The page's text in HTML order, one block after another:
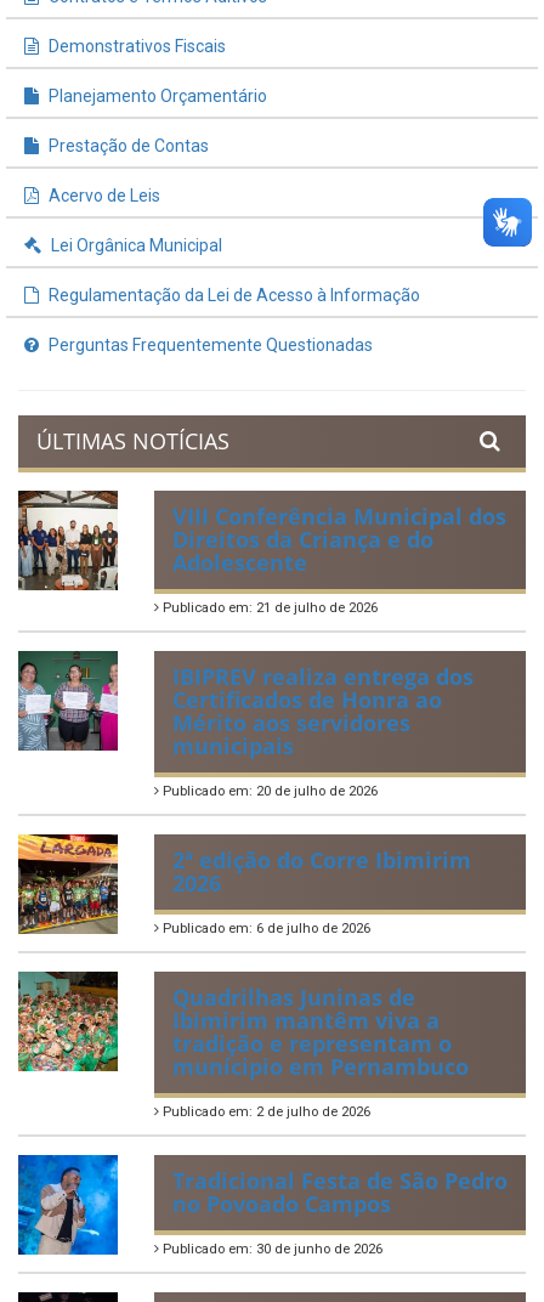
Demonstrativos Fiscais
Planejamento Orçamentário
Prestação de Contas
Acervo de Leis
Lei Orgânica Municipal
Regulamentação da Lei de Acesso à Informação
Perguntas Frequentemente Questionadas
ÚLTIMAS NOTÍCIAS
VIII Conferência Municipal dos
Direitos da Criança e do
Adolescente
Publicado em: 21 de julho de 2026
IBIPREV realiza entrega dos
Certificados de Honra ao
Mérito aos servidores
municipais
Publicado em: 20 de julho de 2026
2ª edição do Corre Ibimirim
2026
Publicado em: 6 de julho de 2026
Quadrilhas Juninas de
Ibimirim mantêm viva a
tradição e representam o
munícipio em Pernambuco
Publicado em: 2 de julho de 2026
Tradicional Festa de São Pedro
no Povoado Campos
Publicado em: 30 de junho de 2026